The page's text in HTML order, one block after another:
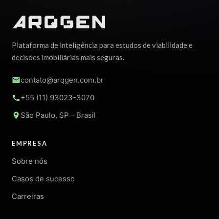
Plataforma de inteligência para estudos de viabilidade e
decisões imobiliárias mais seguras.
contato@arqgen.com.br
+55 (11) 93023-3070
São Paulo, SP - Brasil
EMPRESA
Sobre nós
Casos de sucesso
Carreiras